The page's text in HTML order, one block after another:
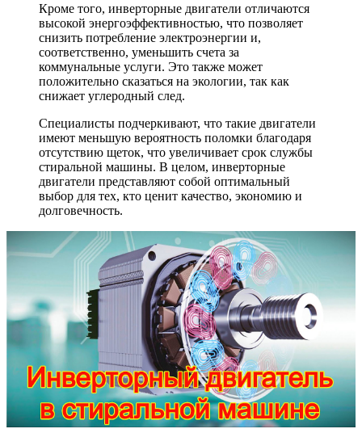
Кроме того, инверторные двигатели отличаются
высокой энергоэффективностью, что позволяет
снизить потребление электроэнергии и,
соответственно, уменьшить счета за
коммунальные услуги. Это также может
положительно сказаться на экологии, так как
снижает углеродный след.
Специалисты подчеркивают, что такие двигатели
имеют меньшую вероятность поломки благодаря
отсутствию щеток, что увеличивает срок службы
стиральной машины. В целом, инверторные
двигатели представляют собой оптимальный
выбор для тех, кто ценит качество, экономию и
долговечность.